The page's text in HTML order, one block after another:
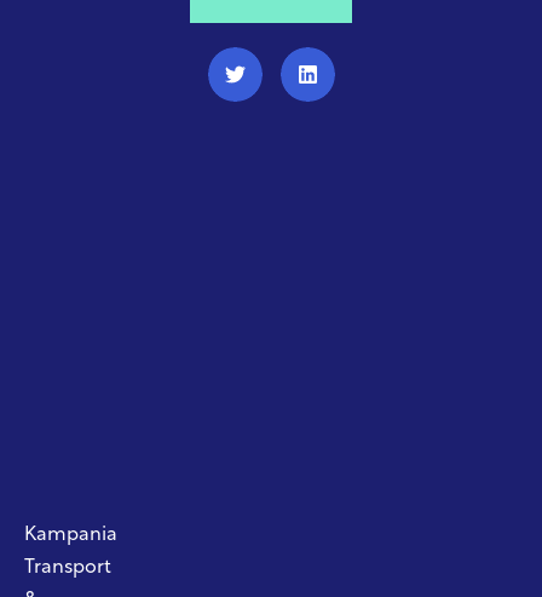
Kampania
Transport